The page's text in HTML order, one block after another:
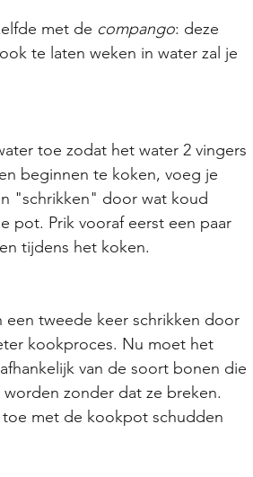
met de compango: deze
te laten weken in water zal je
toe zodat het water 2 vingers
beginnen te koken, voeg je
"schrikken" door wat koud
pot. Prik vooraf eerst een paar
tijdens het koken.
tweede keer schrikken door
kookproces. Nu moet het
van de soort bonen die
zonder dat ze breken.
met de kookpot schudden